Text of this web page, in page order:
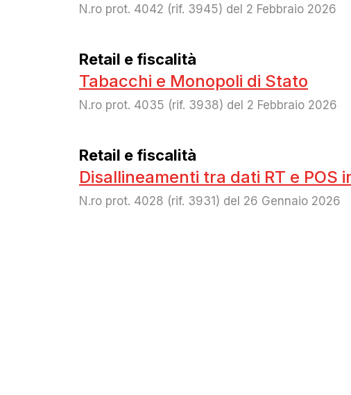
N.ro prot. 4042 (rif. 3945) del 2 Febbraio 2026
Retail e fiscalità
Tabacchi e Monopoli di Stato
N.ro prot. 4035 (rif. 3938) del 2 Febbraio 2026
Retail e fiscalità
Disallineamenti tra dati RT e POS
N.ro prot. 4028 (rif. 3931) del 26 Gennaio 2026